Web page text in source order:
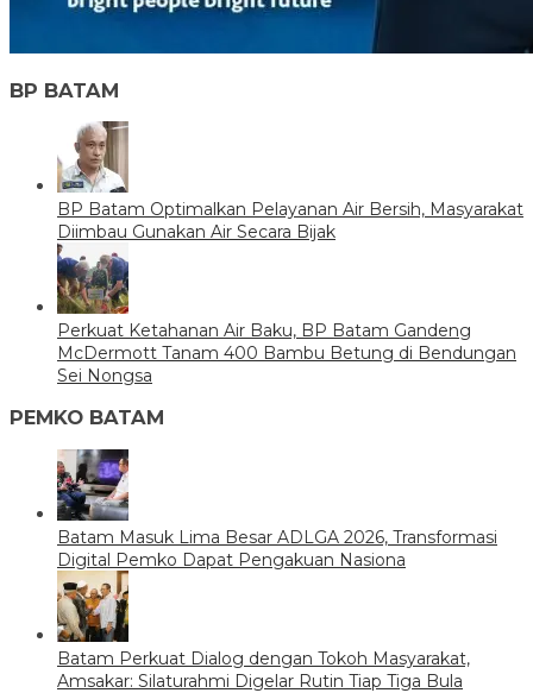
BP BATAM
BP Batam Optimalkan Pelayanan Air Bersih, Masyarakat
Diimbau Gunakan Air Secara Bijak
Perkuat Ketahanan Air Baku, BP Batam Gandeng
McDermott Tanam 400 Bambu Betung di Bendungan
Sei Nongsa
PEMKO BATAM
Batam Masuk Lima Besar ADLGA 2026, Transformasi
Digital Pemko Dapat Pengakuan Nasiona
Batam Perkuat Dialog dengan Tokoh Masyarakat,
Amsakar: Silaturahmi Digelar Rutin Tiap Tiga Bula